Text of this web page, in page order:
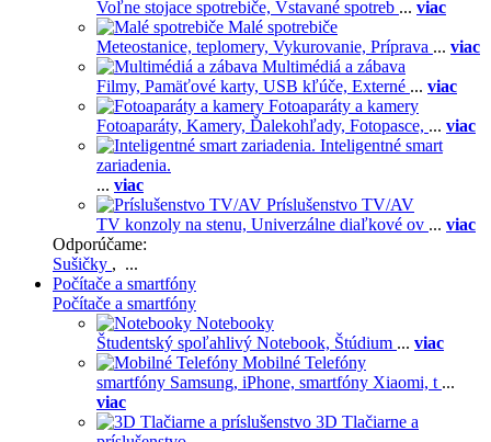
Voľne stojace spotrebiče, Vstavané spotreb ... viac
Malé spotrebiče
Meteostanice, teplomery, Vykurovanie, Príprava ... viac
Multimédiá a zábava
Filmy, Pamäťové karty, USB kľúče, Externé ... viac
Fotoaparáty a kamery
Fotoaparáty, Kamery, Ďalekohľady, Fotopasce, ... viac
Inteligentné smart
zariadenia.
... viac
Príslušenstvo TV/AV
TV konzoly na stenu, Univerzálne diaľkové ov ... viac
Odporúčame:
Sušičky , ...
Počítače a smartfóny
Počítače a smartfóny
Notebooky
Študentský spoľahlivý Notebook, Štúdium ... viac
Mobilné Telefóny
smartfóny Samsung, iPhone, smartfóny Xiaomi, t ...
viac
3D Tlačiarne a